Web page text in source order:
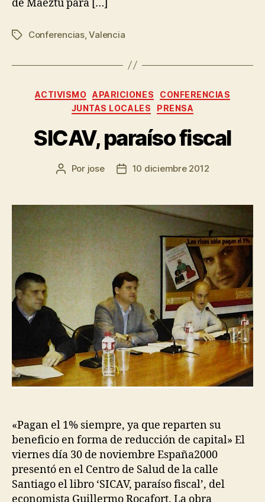
de Maeztu para […]
Conferencias,Valencia
ACTIVISMO APARICIONES
CONFERENCIAS
JUNTAS LOCALES
PRENSA
SICAV, paraíso fiscal
Por jose 10 diciembre 2012
«Pagan el 1% siempre, ya que reparten su
beneficio en forma de reducción de capital» El
viernes día 30 de noviembre España2000
presentó en el Centro de Salud de la calle
Santiago el libro ‘SICAV, paraíso fiscal’, del